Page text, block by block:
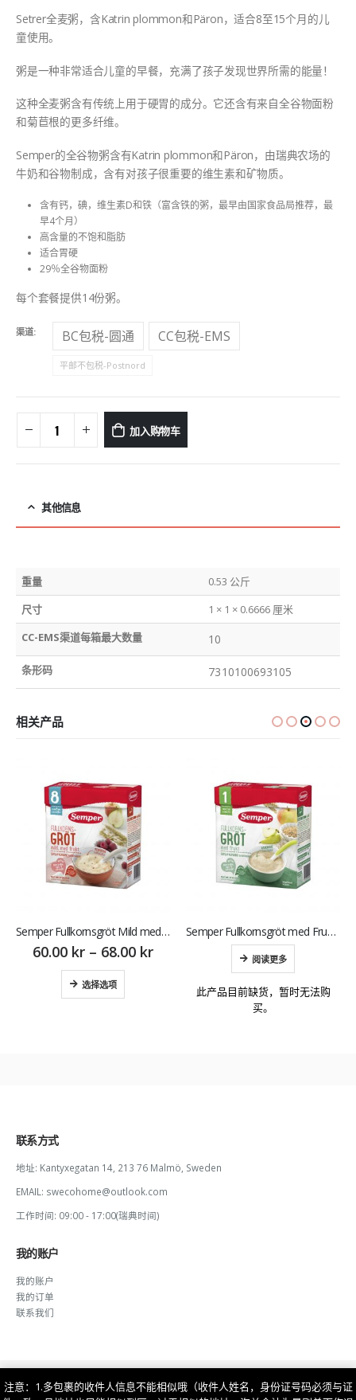
Setrer全麦粥，含Katrin plommon和Päron，适合8至15个月的儿
童使用。
粥是一种非常适合儿童的早餐，充满了孩子发现世界所需的能量！
这种全麦粥含有传统上用于硬胃的成分。它还含有来自全谷物面粉
和菊苣根的更多纤维。
Semper的全谷物粥含有Katrin plommon和Päron，由瑞典农场的
牛奶和谷物制成，含有对孩子很重要的维生素和矿物质。
含有钙，碘，维生素D和铁（富含铁的粥，最早由国家食品局推荐，最
早4个月）
高含量的不饱和脂肪
适合胃硬
29％全谷物面粉
每个套餐提供14份粥。
渠道 BC包税-圆通 CC包税-EMS
平邮不包税-Postnord
加入购物车
其他信息
重量
0.53 公斤
尺寸
1 × 1 × 0.6666 厘米
CC-EMS渠道每箱最大数量
10
条形码 7310100693105
相关产品
Semper Fullkornsgröt Mild med Frukt 8M 480 g 森宝 瑞典树莓麦粥8月 480g
60.00 kr – 68.00 kr
选择选项
Semper Fullkornsgröt med Frukt 12M 530 g 森宝 瑞典苹果香梨麦粥1岁
阅读更多
此产品目前缺货，暂时无法购
买。
联系方式
地址: Kantyxegatan 14, 213 76 Malmö, Sweden
EMAIL: swecohome@outlook.com
工作时间: 09:00 - 17:00(瑞典时间)
我的账户
我的账户
我的订单
联系我们
注意：1.多包裹的收件人信息不能相似哦（收件人姓名，身份证号码必须与证